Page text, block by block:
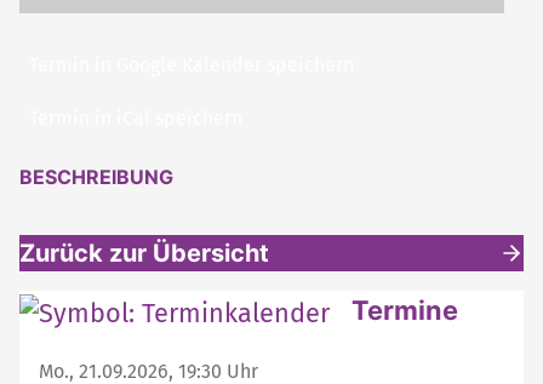
BESCHREIBUNG
Zurück zur Übersicht
Weitere interessante Inhalte Termine
Mo., 21.09.2026, 19:30 Uhr